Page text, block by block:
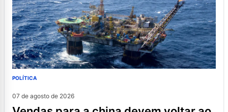
POLÍTICA
07 de agosto de 2026